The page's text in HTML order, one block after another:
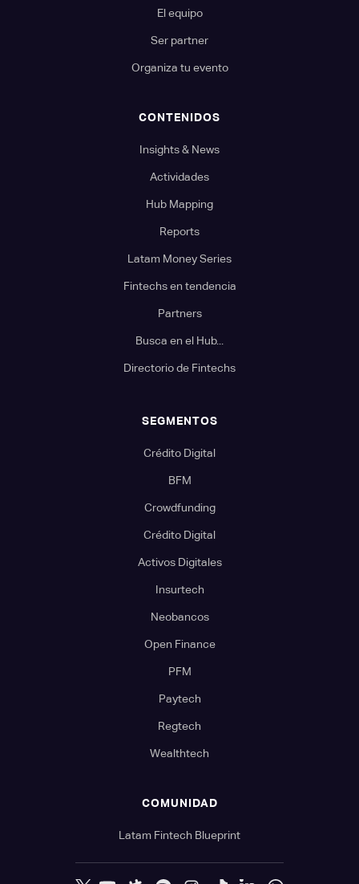
El equipo
Ser partner
Organiza tu evento
CONTENIDOS
Insights & News
Actividades
Hub Mapping
Reports
Latam Money Series
Fintechs en tendencia
Partners
Busca en el Hub...
Directorio de Fintechs
SEGMENTOS
Crédito Digital
BFM
Crowdfunding
Crédito Digital
Activos Digitales
Insurtech
Neobancos
Open Finance
PFM
Paytech
Regtech
Wealthtech
COMUNIDAD
Latam Fintech Blueprint